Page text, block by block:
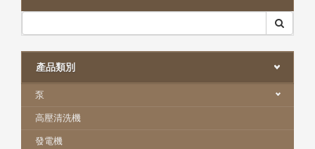
產品類別
泵
高壓清洗機
發電機